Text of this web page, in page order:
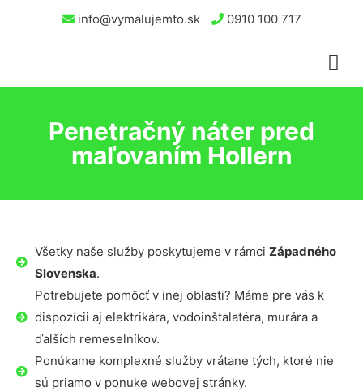
info@vymalujemto.sk 0910 100 717
Penetračný náter pred
maľovaním Hollern
Všetky naše služby poskytujeme v rámci Západného
Slovenska.
Potrebujete pomôcť v inej oblasti? Máme pre vás k
dispozícii aj elektrikára, vodoinštalatéra, murára a
ďalších remeselníkov.
Ponúkame komplexné služby vrátane tých, ktoré nie
sú priamo v ponuke webovej stránky.